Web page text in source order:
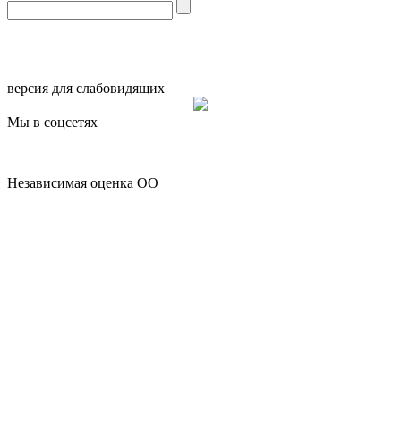
версия для слабовидящих
Мы в соцсетях
Независимая оценка ОО